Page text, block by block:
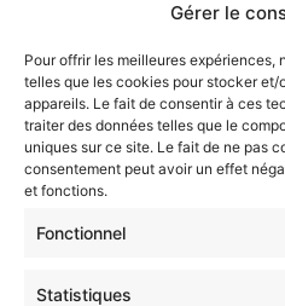
Gérer le
Pour offrir les meilleures expériences,
telles que les cookies pour stocker
appareils. Le fait de consentir à ces
traiter des données telles que le
uniques sur ce site. Le fait de ne pas
consentement peut avoir un effet
et fonctions.
Fonctionnel
Statistiques
Newsletter gratuite
Choisissez :